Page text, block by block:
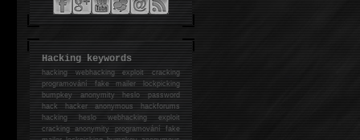
Hacking keywords
hackingwebhacking exploit cracking
programování fake mailer lockpicking
bumpkey anonymity heslo password
hackhacker anonymous hackforums
hackingheslo webhacking exploit
cracking anonymity programování fake